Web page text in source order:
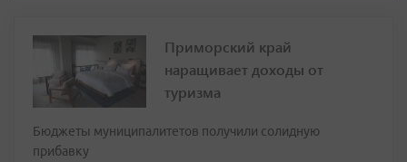
Приморский край
наращивает доходы от
туризма
Бюджеты муниципалитетов получили солидную
прибавку